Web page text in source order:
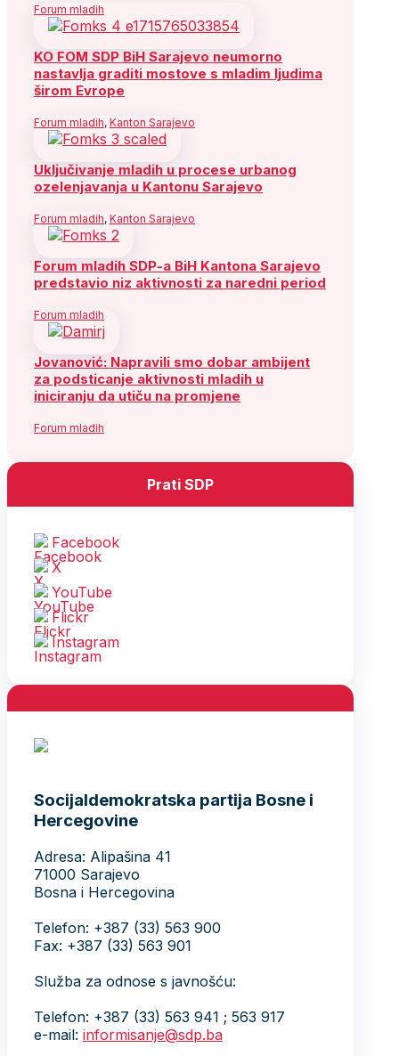
Forum mladih
KO FOM SDP BiH Sarajevo neumorno
nastavlja graditi mostove s mladim ljudima
širom Evrope
Forum mladih, Kanton Sarajevo
Uključivanje mladih u procese urbanog
ozelenjavanja u Kantonu Sarajevo
Forum mladih, Kanton Sarajevo
Forum mladih SDP-a BiH Kantona Sarajevo
predstavio niz aktivnosti za naredni period
Forum mladih
Jovanović: Napravili smo dobar ambijent
za podsticanje aktivnosti mladih u
iniciranju da utiču na promjene
Forum mladih
Prati SDP
Facebook
X
YouTube
Flickr
Instagram
Socijaldemokratska partija Bosne i
Hercegovine
Adresa: Alipašina 41
71000 Sarajevo
Bosna i Hercegovina
Telefon: +387 (33) 563 900
Fax: +387 (33) 563 901
Služba za odnose s javnošću:
Telefon: +387 (33) 563 941 ; 563 917
e-mail: informisanje@sdp.ba